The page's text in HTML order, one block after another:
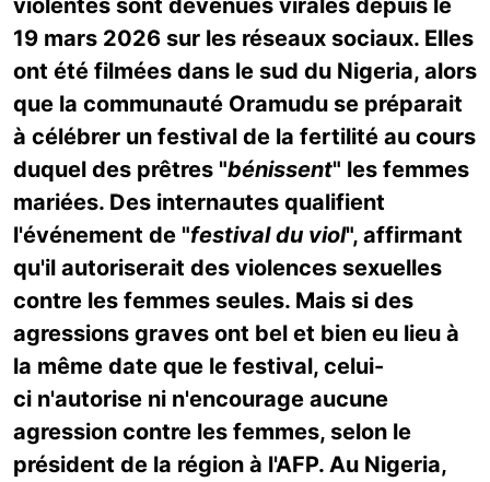
19 mars 2026 sur les réseaux sociaux. Elles
ont été filmées dans le sud du Nigeria, alors
que la communauté Oramudu se préparait
à célébrer un festival de la fertilité au cours
duquel des prêtres "bénissent" les femmes
mariées. Des internautes qualifient
l'événement de "festival du viol", affirmant
qu'il autoriserait des violences sexuelles
contre les femmes seules. Mais si des
agressions graves ont bel et bien eu lieu à
la même date que le festival, celui-
ci n'autorise ni n'encourage aucune
agression contre les femmes, selon le
président de la région à l'AFP. Au Nigeria,